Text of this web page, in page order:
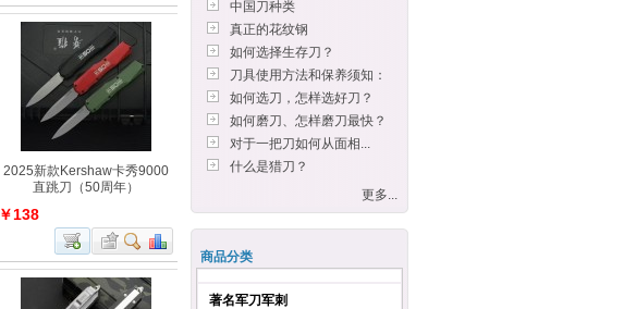
2025新款Kershaw卡秀9000
直跳刀（50周年）
￥138
中国刀种类
真正的花纹钢
如何选择生存刀？
刀具使用方法和保养须知：
如何选刀，怎样选好刀？
如何磨刀、怎样磨刀最快？
对于一把刀如何从面相...
什么是猎刀？
更多...
商品分类
著名军刀军刺